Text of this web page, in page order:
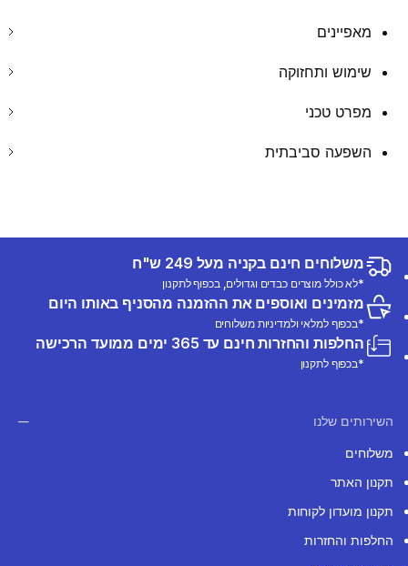
מאפיינים
שימוש ותחזוקה
מפרט טכני
השפעה סביבתית
משלוחים חינם בקניה מעל 249 ש"ח
*לא כולל מוצרים כבדים וגדולים, בכפוף לתקנון
מזמינים ואוספים את ההזמנה מהסניף באותו היום
*בכפוף למלאי ולמדיניות משלוחים
החלפות והחזרות חינם עד 365 ימים ממועד הרכישה
*בכפוף לתקנון
השירותים שלנו
משלוחים
תקנון האתר
תקנון מועדון לקוחות
החלפות והחזרות